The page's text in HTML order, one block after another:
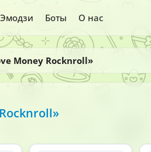
Эмодзи Боты О нас
Money Rocknroll»